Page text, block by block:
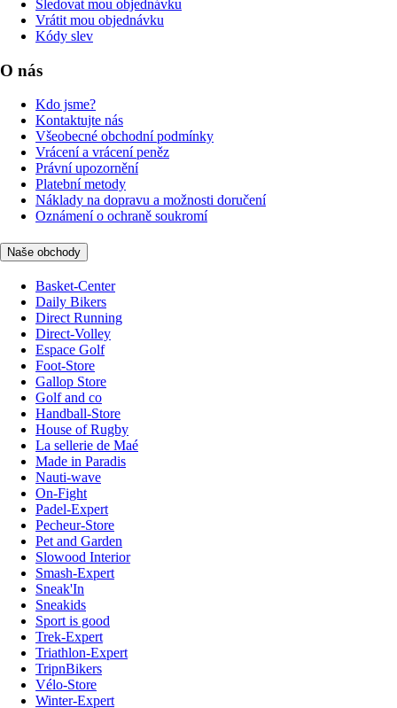
Sledovat mou objednávku
Vrátit mou objednávku
Kódy slev
O nás
Kdo jsme?
Kontaktujte nás
Všeobecné obchodní podmínky
Vrácení a vrácení peněz
Právní upozornění
Platební metody
Náklady na dopravu a možnosti doručení
Oznámení o ochraně soukromí
Naše obchody
Basket-Center
Daily Bikers
Direct Running
Direct-Volley
Espace Golf
Foot-Store
Gallop Store
Golf and co
Handball-Store
House of Rugby
La sellerie de Maé
Made in Paradis
Nauti-wave
On-Fight
Padel-Expert
Pecheur-Store
Pet and Garden
Slowood Interior
Smash-Expert
Sneak'In
Sneakids
Sport is good
Trek-Expert
Triathlon-Expert
TripnBikers
Vélo-Store
Winter-Expert